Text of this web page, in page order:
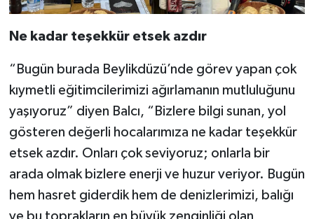
Ne kadar teşekkür etsek azdır
“Bugün burada Beylikdüzü’nde görev yapan çok
kıymetli eğitimcilerimizi ağırlamanın mutluluğunu
yaşıyoruz” diyen Balcı, “Bizlere bilgi sunan, yol
gösteren değerli hocalarımıza ne kadar teşekkür
etsek azdır. Onları çok seviyoruz; onlarla bir
arada olmak bizlere enerji ve huzur veriyor. Bugün
hem hasret giderdik hem de denizlerimizi, balığı